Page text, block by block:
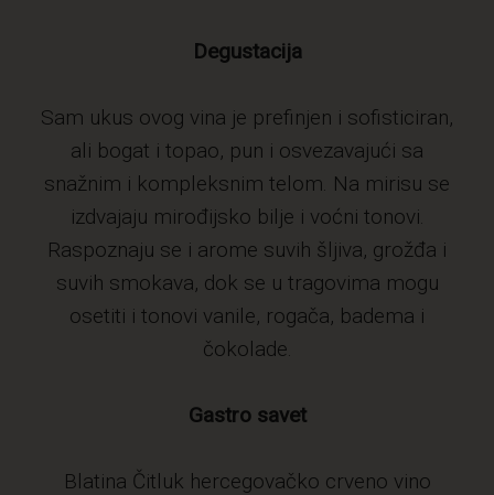
Degustacija
Sam ukus ovog vina je prefinjen i sofisticiran,
ali bogat i topao, pun i osvezavajući sa
snažnim i kompleksnim telom. Na mirisu se
izdvajaju mirođijsko bilje i voćni tonovi.
Raspoznaju se i arome suvih šljiva, grožđa i
suvih smokava, dok se u tragovima mogu
osetiti i tonovi vanile, rogača, badema i
čokolade.
Gastro savet
Blatina Čitluk hercegovačko crveno vino